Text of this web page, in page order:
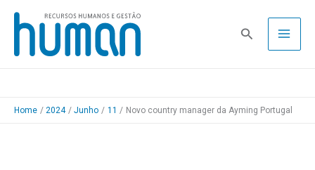
Skip
content
Pesquisa
Home 2024 Junho 11 Novo country manager da Ayming Portugal